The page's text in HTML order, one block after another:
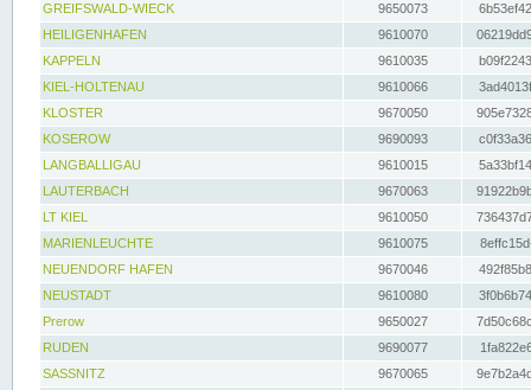
GREIFSWALD-WIECK
9650073
HEILIGENHAFEN
9610070
KAPPELN
9610035
KIEL-HOLTENAU
9610066
KLOSTER
9670050
KOSEROW
9690093
LANGBALLIGAU
9610015
LAUTERBACH
9670063
LT KIEL
9610050
MARIENLEUCHTE
9610075
NEUENDORF HAFEN
9670046
NEUSTADT
9610080
Prerow
9650027
RUDEN
9690077
SASSNITZ
9670065